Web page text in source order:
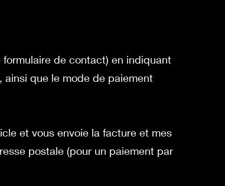
formulaire de contact) en indiquant
que le mode de paiement
et vous envoie la facture et mes
postale (pour un paiement par